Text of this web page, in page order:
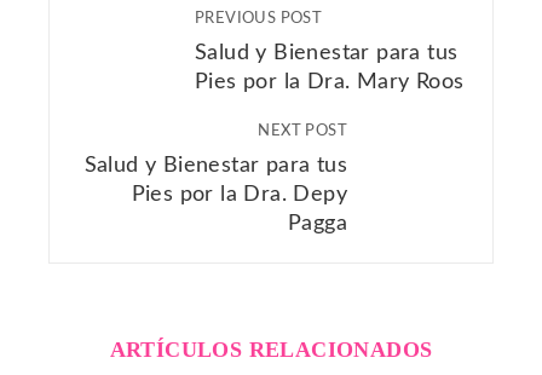
PREVIOUS POST
Salud y Bienestar para tus
Pies por la Dra. Mary Roos
NEXT POST
Salud y Bienestar para tus
Pies por la Dra. Depy
Pagga
ARTÍCULOS RELACIONADOS